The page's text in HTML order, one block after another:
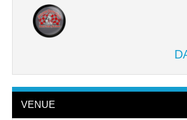
VENUE